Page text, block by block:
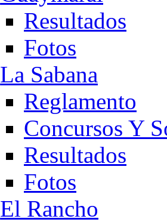
Resultados
Fotos
La Sabana
Reglamento
Concursos Y
Resultados
Fotos
El Rancho